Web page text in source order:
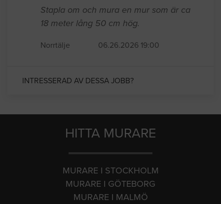
Stapla om och mura en mur som är ca
18 meter lång 50 cm hög.
Norrtälje 06.26.2026 19:00
INTRESSERAD AV DESSA JOBB?
HITTA MURARE
MURARE I STOCKHOLM
MURARE I GÖTEBORG
MURARE I MALMÖ